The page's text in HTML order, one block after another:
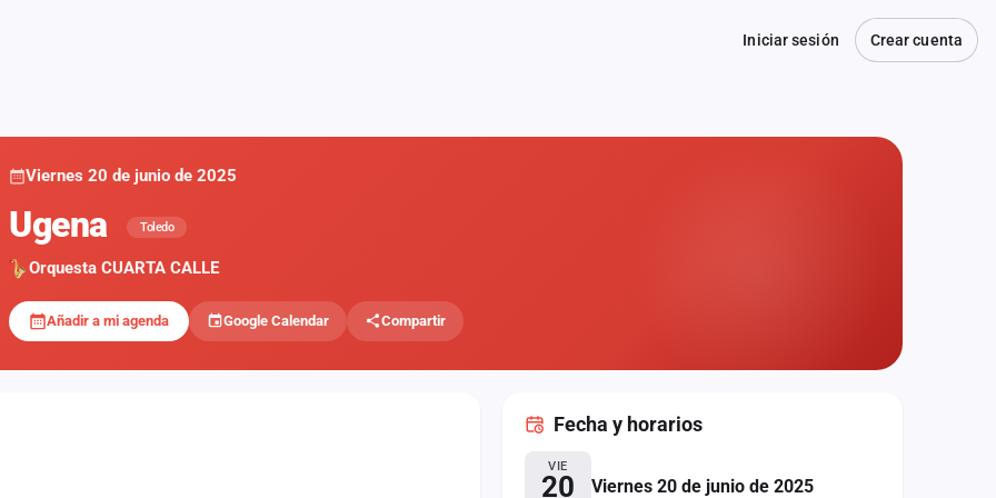
Iniciar sesión Crear cuenta
Viernes 20 de junio de 2025
Ugena Toledo
Orquesta CUARTA CALLE
Añadir a mi agenda Google Calendar Compartir
Fecha y horarios
VIE
20 Viernes 20 de junio de 2025